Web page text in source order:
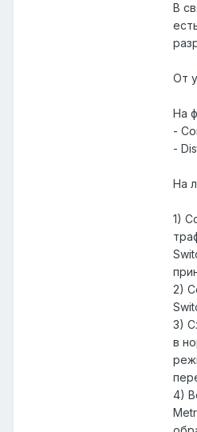
В
От
На
-
-
На
1)
2)
3)
в
4)